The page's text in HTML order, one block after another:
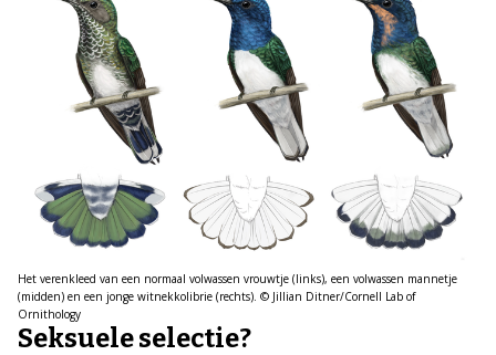
Het verenkleed van een normaal volwassen vrouwtje (links), een volwassen mannetje
(midden) en een jonge witnekkolibrie (rechts). © Jillian Ditner/Cornell Lab of
Ornithology
Seksuele selectie?